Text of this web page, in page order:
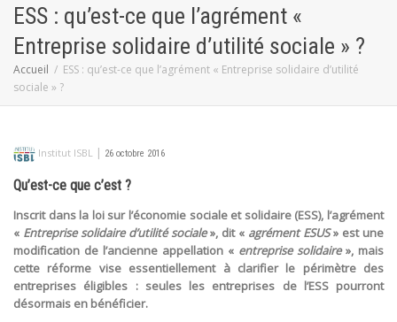
ESS : qu’est-ce que l’agrément «
Entreprise solidaire d’utilité sociale » ?
Accueil
ESS : qu’est-ce que l’agrément « Entreprise solidaire d’utilité
sociale » ?
Institut ISBL | 26 octobre 2016
Qu’est-ce que c’est ?
Inscrit dans la loi sur l’économie sociale et solidaire (ESS), l’agrément
« Entreprise solidaire d’utilité sociale», dit « agrément ESUS» est une
modification de l’ancienne appellation « entreprise solidaire», mais
cette réforme vise essentiellement à clarifier le périmètre des
entreprises éligibles : seules les entreprises de l’ESS pourront
désormais en bénéficier.